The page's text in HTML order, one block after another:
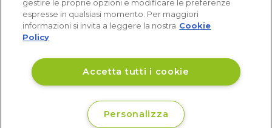
gestire le proprie opzioni e modificare le preferenze
espresse in qualsiasi momento. Per maggiori
informazioni si invita a leggere la nostra Cookie
Policy
Accetta tutti i cookie
Personalizza